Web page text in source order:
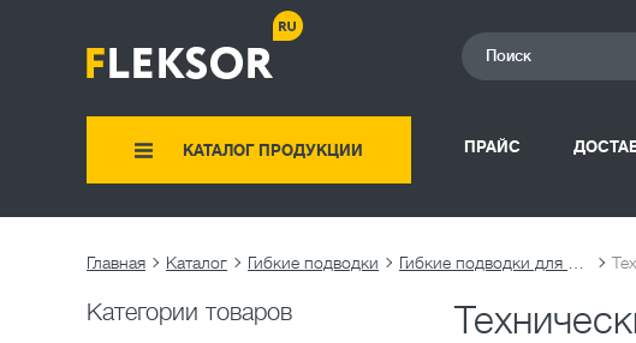
КАТАЛОГ ПРОДУКЦИИ ПРАЙС
Главная Каталог Гибкие подводки
Категории товаров